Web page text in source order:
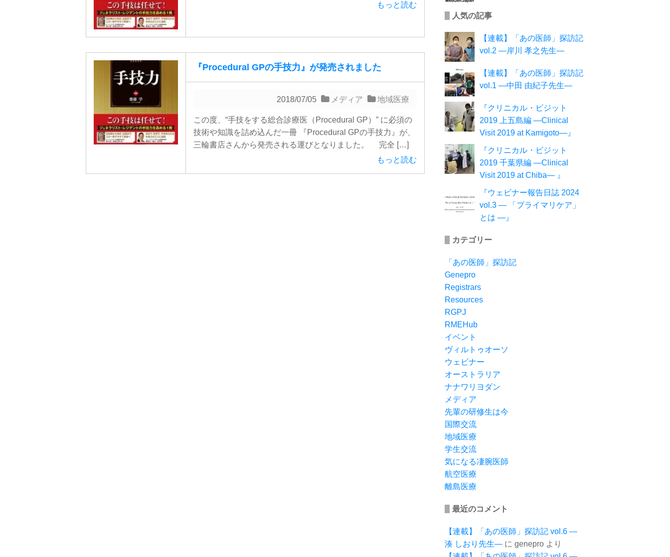
もっと読む
『Procedural GPの手技力』が発売されました
2018/07/05 メディア 地域医療
この度、“手技をする総合診療医（Procedural GP）” に必須の
技術や知識を詰め込んだ一冊 『Procedural GPの手技力』が、
三輪書店さんから発売される運びとなりました。 完全 […]
もっと読む
人気の記事
【連載】「あの医師」探訪記
vol.2 ―岸川 孝之先生―
【連載】「あの医師」探訪記
vol.1 ―中田 由紀子先生―
『クリニカル・ビジット
2019 上五島編 ―Clinical
Visit 2019 at Kamigoto―』
『クリニカル・ビジット
2019 千葉県編 ―Clinical
Visit 2019 at Chiba― 』
『ウェビナー報告日誌 2024
vol.3 ― 「プライマリケア」
とは ―』
カテゴリー
「あの医師」探訪記
Genepro
Registrars
Resources
RGPJ
RMEHub
イベント
ヴィルトゥオーソ
ウェビナー
オーストラリア
ナナワリヨダン
メディア
先輩の研修生は今
国際交流
地域医療
学生交流
気になる凄腕医師
航空医療
離島医療
最近のコメント
【連載】「あの医師」探訪記 vol.6 ―
湊 しおり先生― に genepro より